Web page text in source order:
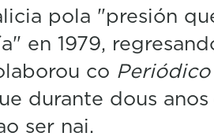
pola "presión
en 1979,
co
durante dous
ser nai.